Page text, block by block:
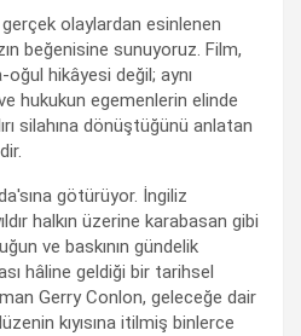
olaylardan esinlenen
beğenisine sunuyoruz. Film,
hikâyesi değil; aynı
hukukun egemenlerin elinde
silahına dönüştüğünü anlatan
götürüyor. İngiliz
halkın üzerine karabasan gibi
ve baskının gündelik
hâline geldiği bir tarihsel
Gerry Conlon, geleceğe dair
kıyısına itilmiş binlerce